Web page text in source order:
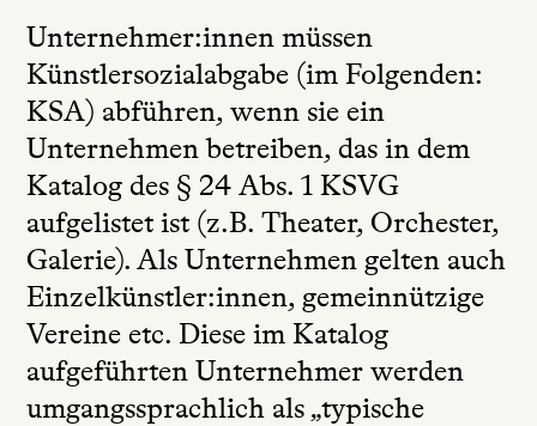
Unternehmer:innen müssen
Künstlersozialabgabe (im Folgenden:
KSA) abführen, wenn sie ein
Unternehmen betreiben, das in dem
Katalog des § 24 Abs. 1 KSVG
aufgelistet ist (z.B. Theater, Orchester,
Galerie). Als Unternehmen gelten auch
Einzelkünstler:innen, gemeinnützige
Vereine etc. Diese im Katalog
aufgeführten Unternehmer werden
umgangssprachlich als „typische